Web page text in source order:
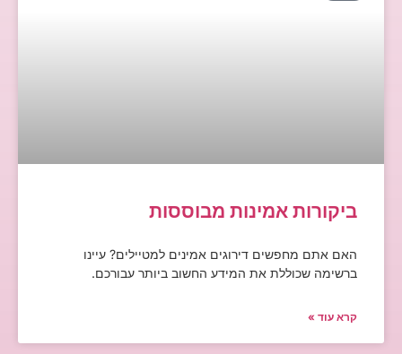
ביקורות אמינות מבוססות
האם אתם מחפשים דירוגים אמינים למטיילים? עיינו
ברשימה שכוללת את המידע החשוב ביותר עבורכם.
קרא עוד »